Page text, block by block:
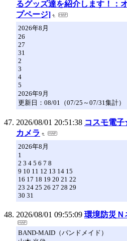
るグッズ達を紹介します！：
プページ]
2026年8月
26
27
31
2
3
4
5
2026年9月
更新日：08/01（07/25～07/31集計）
2026/08/01 20:51:38 コスモ電
カメラ
2026年8月
1
2 3 4 5 6 7 8
9 10 11 12 13 14 15
16 17 18 19 20 21 22
23 24 25 26 27 28 29
30 31
2026/08/01 09:55:09 環境防災Ｎ
BAND-MAID（バンドメイド）